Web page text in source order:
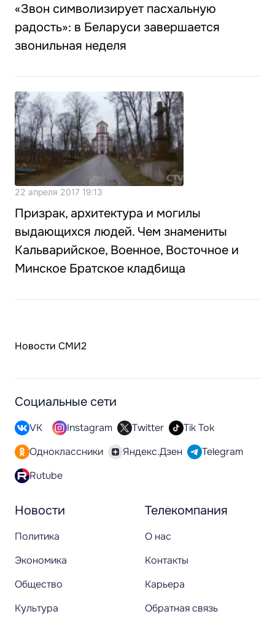
«Звон символизирует пасхальную
радость»: в Беларуси завершается
звонильная неделя
22 апреля 2017 19:13
Призрак, архитектура и могилы
выдающихся людей. Чем знамениты
Кальварийское, Военное, Восточное и
Минское Братское кладбища
Новости СМИ2
Новости
Политика
Экономика
Общество
Культура
Телекомпания
О нас
Контакты
Карьера
Обратная связь
Социальные сети
VK Instagram Twitter
Tik Tok
Одноклассники
Яндекс.Дзен
Telegram
Rutube